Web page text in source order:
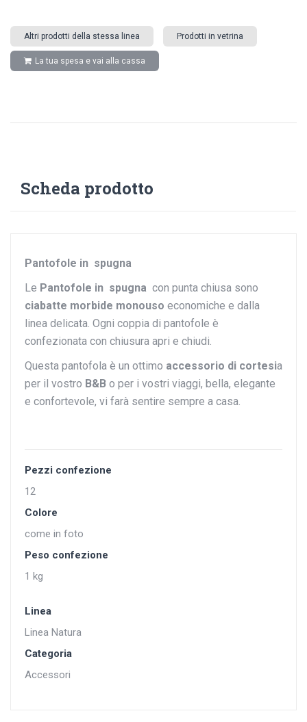
Altri prodotti della stessa linea Prodotti in vetrina
La tua spesa e vai alla cassa
Scheda prodotto
Pantofole in spugna
Le Pantofole in spugna con punta chiusa sono
ciabatte morbide monouso economiche e dalla
linea delicata. Ogni coppia di pantofole è
confezionata con chiusura apri e chiudi.
Questa pantofola è un ottimo accessorio di cortesia
per il vostro B&B o per i vostri viaggi, bella, elegante
e confortevole, vi farà sentire sempre a casa.
Pezzi confezione
12
Colore
come in foto
Peso confezione
1 kg
Linea
Linea Natura
Categoria
Accessori